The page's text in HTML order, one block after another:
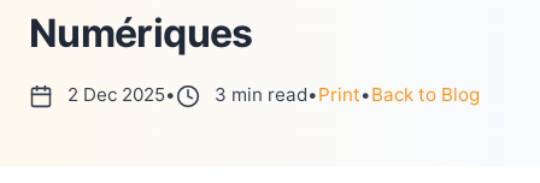
Numériques
2 Dec 2025• 3 min read•Print•Back to Blog